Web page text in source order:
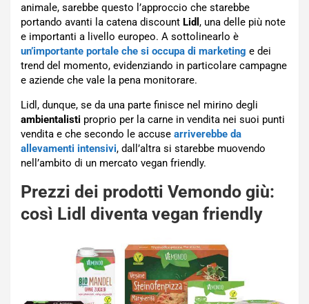
animale, sarebbe questo l’approccio che starebbe
portando avanti la catena discount Lidl , una delle più note
e importanti a livello europeo. A sottolinearlo è
un’importante portale che si occupa di marketing e dei
trend del momento, evidenziando in particolare campagne
e aziende che vale la pena monitorare.
Lidl, dunque, se da una parte finisce nel mirino degli
ambientalisti proprio per la carne in vendita nei suoi punti
vendita e che secondo le accuse arriverebbe da
allevamenti intensivi, dall’altra si starebbe muovendo
nell’ambito di un mercato vegan friendly.
Prezzi dei prodotti Vemondo giù:
così Lidl diventa vegan friendly